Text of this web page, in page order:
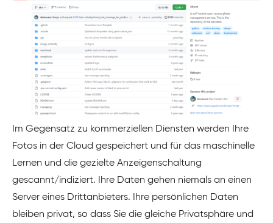
Im Gegensatz zu kommerziellen Diensten werden Ihre
Fotos in der Cloud gespeichert und für das maschinelle
Lernen und die gezielte Anzeigenschaltung
gescannt/indiziert. Ihre Daten gehen niemals an einen
Server eines Drittanbieters. Ihre persönlichen Daten
bleiben privat, so dass Sie die gleiche Privatsphäre und